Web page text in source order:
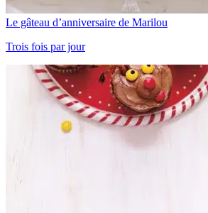
Le gâteau d’anniversaire de Marilou
Trois fois par jour